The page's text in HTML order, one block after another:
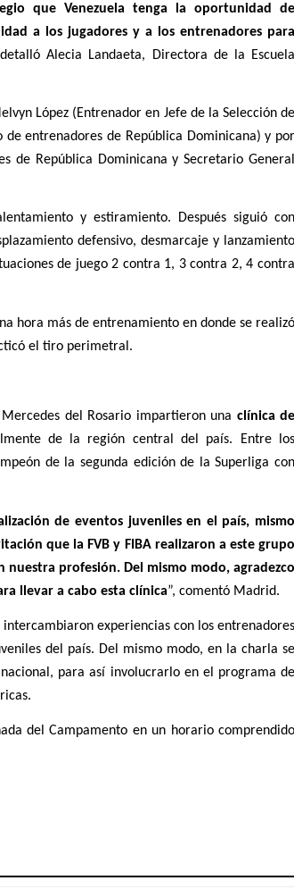
que Venezuela tenga la oportunidad de
a los jugadores y a los entrenadores para
Alecia Landaeta, Directora de la Escuela
López (Entrenador en Jefe de la Selección de
entrenadores de República Dominicana) y por
de República Dominicana y Secretario General
y estiramiento. Después siguió con
defensivo, desmarcaje y lanzamiento
de juego 2 contra 1, 3 contra 2, 4 contra
hora más de entrenamiento en donde se realizó
el tiro perimetral.
del Rosario impartieron una clínica de
de la región central del país. Entre los
de la segunda edición de la Superliga con
de eventos juveniles en el país, mismo
que la FVB y FIBA realizaron a este grupo
nuestra profesión. Del mismo modo, agradezco
llevar a cabo esta clínica”, comentó Madrid.
experiencias con los entrenadores
del país. Del mismo modo, en la charla se
para así involucrarlo en el programa de
del Campamento en un horario comprendido